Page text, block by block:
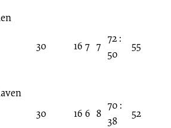
30 16 7 7
72 :
50
55
30
16 6 8
70 :
38
52